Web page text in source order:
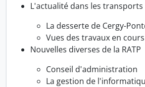
L'actualité dans les
La desserte de Cergy-
Vues des travaux en cours
Nouvelles diverses de la RATP
Conseil d'administration
La gestion de